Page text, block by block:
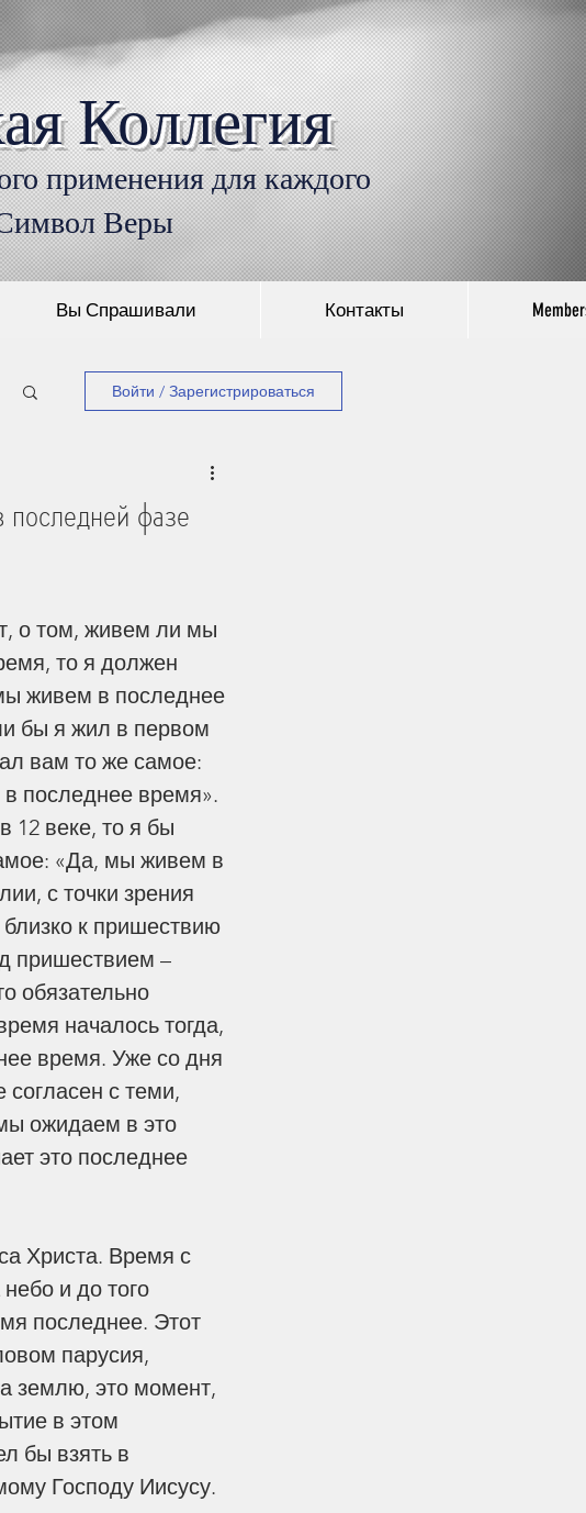
Войти
Коллегия
применения для каждого
Веры
Вы Спрашивали Контакты
Войти / Зарегистрироваться
последней фазе
о том, живем ли мы
то я должен
живем в последнее
бы я жил в первом
вам то же самое:
последнее время».
12 веке, то я бы
«Да, мы живем в
с точки зрения
близко к пришествию
пришествием –
обязательно
началось тогда,
время. Уже со дня
с теми,
ожидаем в это
это последнее
и до того
последнее. Этот
парусия,
землю, это момент,
в этом
бы взять в
Господу Иисусу.